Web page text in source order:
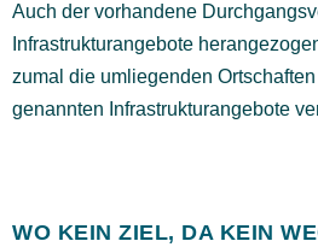
Auch der vorhandene
Infrastrukturangebote
zumal die umliegenden
genannten Infrastrukturangebote
WO KEIN ZIEL, DA KEIN